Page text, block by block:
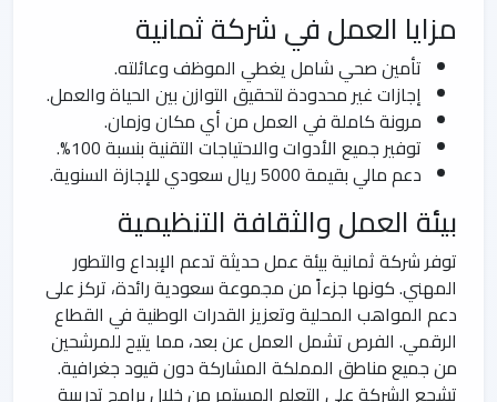
مزايا العمل في شركة ثمانية
تأمين صحي شامل يغطي الموظف وعائلته.
إجازات غير محدودة لتحقيق التوازن بين الحياة والعمل.
مرونة كاملة في العمل من أي مكان وزمان.
توفير جميع الأدوات والاحتياجات التقنية بنسبة 100%.
دعم مالي بقيمة 5000 ريال سعودي للإجازة السنوية.
بيئة العمل والثقافة التنظيمية
توفر شركة ثمانية بيئة عمل حديثة تدعم الإبداع والتطور
المهني. كونها جزءاً من مجموعة سعودية رائدة، تركز على
دعم المواهب المحلية وتعزيز القدرات الوطنية في القطاع
الرقمي. الفرص تشمل العمل عن بعد، مما يتيح للمرشحين
من جميع مناطق المملكة المشاركة دون قيود جغرافية.
تشجع الشركة على التعلم المستمر من خلال برامج تدريبية